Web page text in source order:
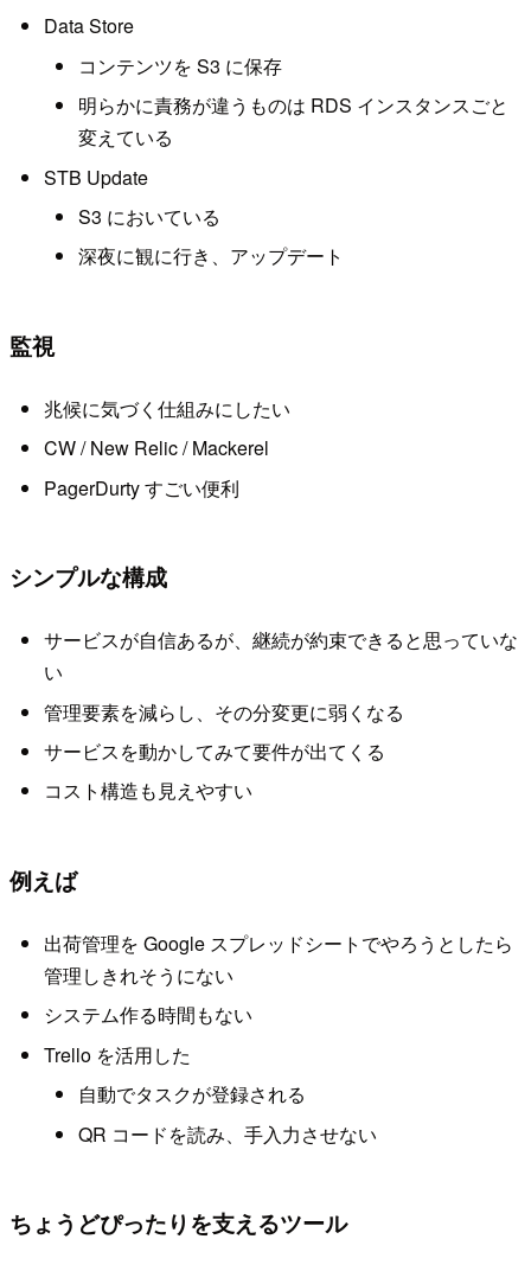
Data Store
コンテンツを S3 に保存
明らかに責務が違うものは RDS インスタンスごと
変えている
STB Update
S3 においている
深夜に観に行き、アップデート
監視
兆候に気づく仕組みにしたい
CW / New Relic / Mackerel
PagerDurty すごい便利
シンプルな構成
サービスが自信あるが、継続が約束できると思っていな
い
管理要素を減らし、その分変更に弱くなる
サービスを動かしてみて要件が出てくる
コスト構造も見えやすい
例えば
出荷管理を Google スプレッドシートでやろうとしたら
管理しきれそうにない
システム作る時間もない
Trello を活用した
自動でタスクが登録される
QR コードを読み、手入力させない
ちょうどぴったりを支えるツール